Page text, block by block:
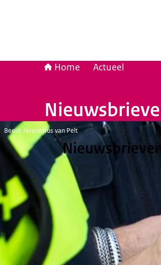
Home Actueel
Beeld: Jeronimus van Pelt